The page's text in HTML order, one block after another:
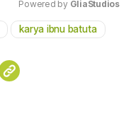
Mute
Powered by GliaStudios
karya ibnu batuta